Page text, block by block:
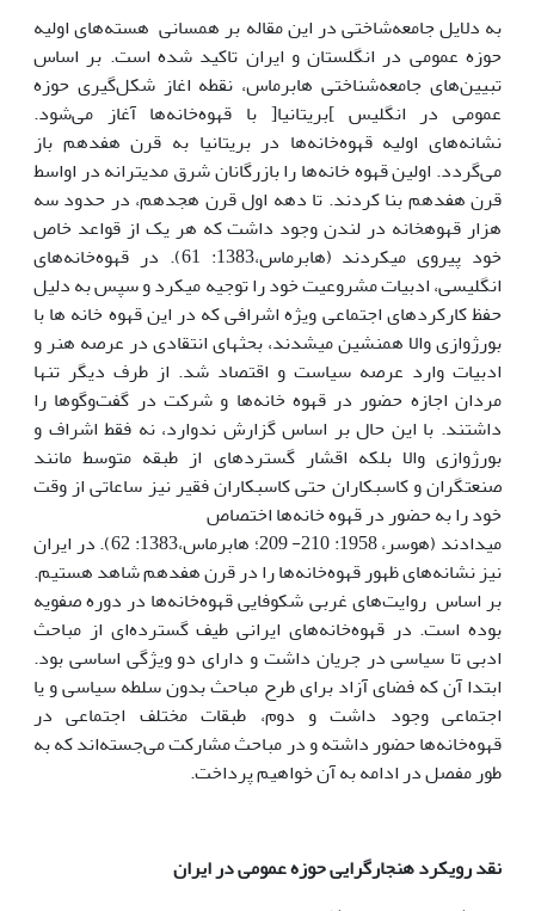
به دلایل جامعه‌شاختی در این مقاله بر همسانی هسته‌های اولیه
حوزه عمومی در انگلستان و ایران تاکید شده است. بر اساس
تبیین‌های جامعه‌شناختی هابرماس، نقطه اغاز شکل‌گیری حوزه
عمومی در انگلیس ]بریتانیا[ با قهوه‌خانه‌ها آغاز می‌شود.
نشانه‌های اولیه قهوه‌خانه‌ها در بریتانیا به قرن هفدهم باز
می‌گردد. اولین قهوه خانه‌ها را بازرگانان شرق مدیترانه در اواسط
قرن هفدهم بنا کردند. تا دهه اول قرن هجدهم، در حدود سه
هزار قهوه­خانه در لندن وجود داشت که هر یک از قواعد خاص
خود پیروی می­کردند (هابرماس،1383: 61). در قهوه‌خانه‌های
انگلیسی، ادبیات مشروعیت خود را توجیه می­کرد و سپس به دلیل
حفظ کارکردهای اجتماعی ویژه اشرافی که در این قهوه خانه ها با
بورژوازی والا همنشین می­شدند، بحث­های انتقادی در عرصه هنر و
ادبیات وارد عرصه سیاست و اقتصاد شد. از طرف دیگر تنها
مردان اجازه حضور در قهوه خانه‌ها و شرکت در گفت‌وگوها را
داشتند. با این حال بر اساس گزارش ندوارد، نه فقط اشراف و
بورژوازی والا بلکه اقشار گسترده­ای از طبقه متوسط مانند
صنعتگران و کاسبکاران حتی کاسبکاران فقیر نیز ساعاتی از وقت
خود را به حضور در قهوه خانه‌ها اختصاص
می­دادند (هوسر، 1958: 210- 209؛ هابرماس،1383: 62). در ایران
نیز نشانه‌های ظهور قهوه‌خانه‌ها را در قرن هفدهم شاهد هستیم.
بر اساس روایت‌های غربی شکوفایی قهوه‌خانه‌ها در دوره صفویه
بوده است. در قهوه‌خانه‌های ایرانی طیف گسترده‌ای از مباحث
ادبی تا سیاسی در جریان داشت و دارای دو ویژگی اساسی بود.
ابتدا آن که فضای آزاد برای طرح مباحث بدون سلطه سیاسی و یا
اجتماعی وجود داشت و دوم، طبقات مختلف اجتماعی در
قهوه‌خانه‌ها حضور داشته و در مباحث مشارکت می‌جسته‌اند که به
طور مفصل در ادامه به آن خواهیم پرداخت.
نقد رویکرد هنجارگرایی حوزه عمومی در ایران